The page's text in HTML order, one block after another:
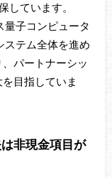
しています。
子コンピュータ
ステム全体を進め
パートナーシッ
目指していま
非現金項目が